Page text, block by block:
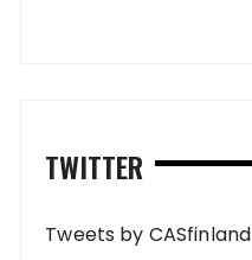
TWITTER
Tweets by CASfinland